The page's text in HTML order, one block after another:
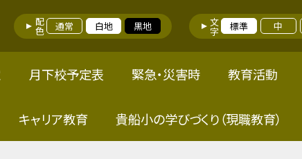
配色 通常 白地 黒地 文字 標準 中
月下校予定表 緊急・災害時 教育活動
キャリア教育 貴船小の学びづくり（現職教育）